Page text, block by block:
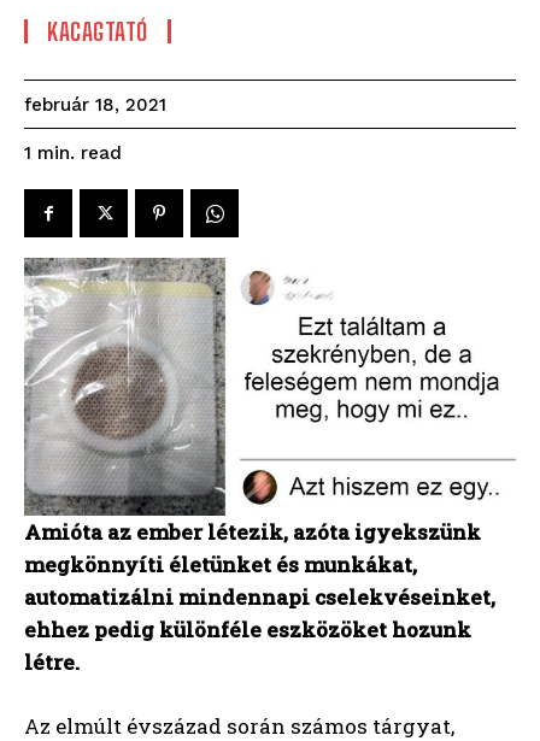
KACAGTATÓ
február 18, 2021
1 min. read
Amióta az ember létezik, azóta igyekszünk
megkönnyíti életünket és munkákat,
automatizálni mindennapi cselekvéseinket,
ehhez pedig különféle eszközöket hozunk
létre.
Az elmúlt évszázad során számos tárgyat,